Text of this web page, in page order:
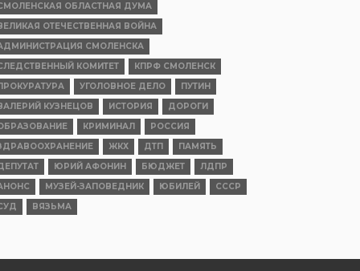
ОБЛАСТНАЯ ДУМА
ОТЕЧЕСТВЕННАЯ ВОЙНА
СМОЛЕНСКА
КОМИТЕТ
КПРФ СМОЛЕНСК
УГОЛОВНОЕ ДЕЛО
ПУТИН
КУЗНЕЦОВ
ИСТОРИЯ
ДОРОГИ
КРИМИНАЛ
РОССИЯ
ЖКХ ДТП
ПАМЯТЬ
ЮРИЙ АФОНИН БЮДЖЕТ
ЛДПР
МУЗЕЙ-ЗАПОВЕДНИК ЮБИЛЕЙ
СССР
ВЯЗЬМА